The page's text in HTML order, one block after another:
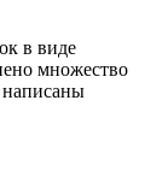
в виде
множество
написаны